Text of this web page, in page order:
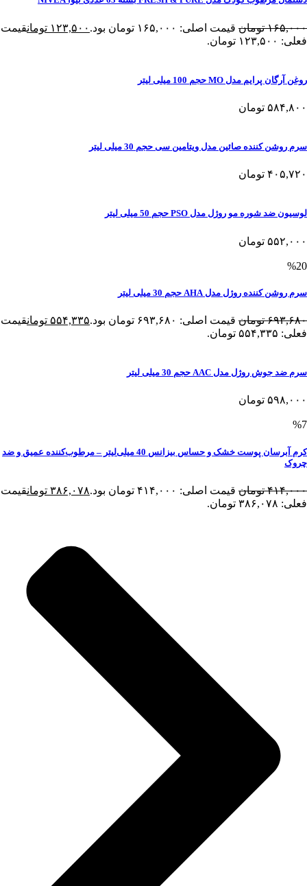
۱۶۵,۰۰۰ تومان قیمت اصلی: ۱۶۵,۰۰۰ تومان بود. ۱۲۳,۵۰۰ تومانقیمت
فعلی: ۱۲۳,۵۰۰ تومان.
روغن آرگان پرایم مدل MO حجم 100 میلی لیتر
۵۸۴,۸۰۰ تومان
سرم روشن کننده صائین مدل ویتامین سی حجم 30 میلی لیتر
۴۰۵,۷۲۰ تومان
لوسیون ضد شوره مو روژل مدل PSO حجم 50 میلی لیتر
۵۵۲,۰۰۰ تومان
%20
سرم روشن کننده روژل مدل AHA حجم 30 میلی لیتر
۶۹۳,۶۸۰ تومان قیمت اصلی: ۶۹۳,۶۸۰ تومان بود. ۵۵۴,۳۳۵ تومانقیمت
فعلی: ۵۵۴,۳۳۵ تومان.
سرم ضد جوش روژل مدل AAC حجم 30 میلی لیتر
۵۹۸,۰۰۰ تومان
%7
کرم آبرسان پوست خشک و حساس بیزانس 40 میلی‌لیتر – مرطوب‌کننده عمیق و ضد
چروک
۴۱۴,۰۰۰ تومان قیمت اصلی: ۴۱۴,۰۰۰ تومان بود. ۳۸۶,۰۷۸ تومانقیمت
فعلی: ۳۸۶,۰۷۸ تومان.